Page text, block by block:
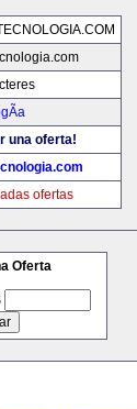
una oferta!
ofertas
Oferta